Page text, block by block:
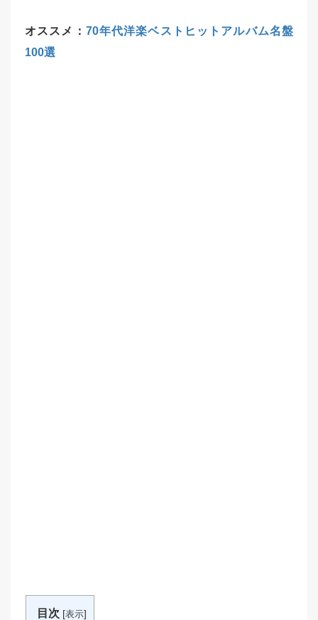
オススメ： 70年代洋楽ベストヒットアルバム名盤
100選
目次 [表示]